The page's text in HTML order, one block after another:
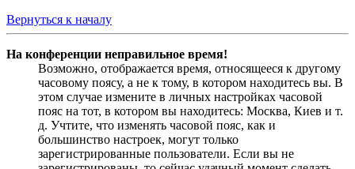
Вернуться к началу
На конференции неправильное время!
Возможно, отображается время, относящееся к другому
часовому поясу, а не к тому, в котором находитесь вы. В
этом случае измените в личных настройках часовой
пояс на тот, в котором вы находитесь: Москва, Киев и т.
д. Учтите, что изменять часовой пояс, как и
большинство настроек, могут только
зарегистрированные пользователи. Если вы не